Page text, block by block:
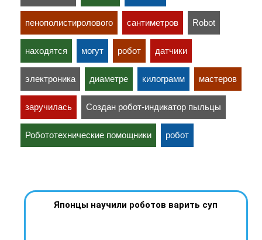
пенополистиролового сантиметров Robot
находятся могут робот датчики
электроника диаметре килограмм мастеров
заручилась Создан робот-индикатор пыльцы
Робототехнические помощники робот
Японцы научили роботов варить суп